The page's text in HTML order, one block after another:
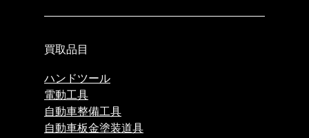
買取品目
ハンドツール
電動工具
自動車整備工具
自動車板金塗装道具